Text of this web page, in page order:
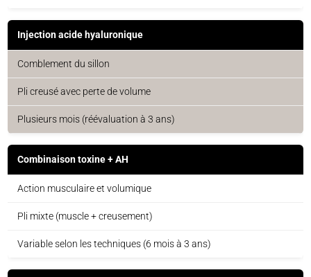
Injection acide hyaluronique
Comblement du sillon
Pli creusé avec perte de volume
Plusieurs mois (réévaluation à 3 ans)
Combinaison toxine + AH
Action musculaire et volumique
Pli mixte (muscle + creusement)
Variable selon les techniques (6 mois à 3 ans)